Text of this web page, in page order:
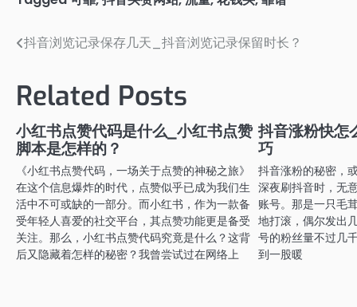
文
导
航
抖音浏览记录保存几天_抖音浏览记录保留时长？
Related Posts
小红书点赞代码是什么_小红书点赞
脚本是怎样的？
《小红书点赞代码，一场关于点赞的神秘之旅》
在这个信息爆炸的时代，点赞似乎已成为我们生
活中不可或缺的一部分。而小红书，作为一款备
受年轻人喜爱的社交平台，其点赞功能更是备受
关注。那么，小红书点赞代码究竟是什么？这背
后又隐藏着怎样的秘密？我曾尝试过在网络上
抖音涨粉快怎
巧
抖音涨粉的秘密，
深夜刷抖音时，无
账号。那是一只毛
地打滚，偶尔发出
号的粉丝量不过几
到一股暖